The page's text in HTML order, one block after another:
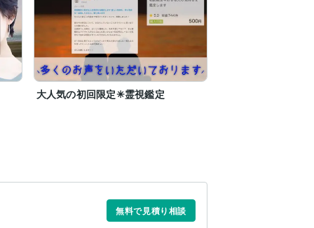
大人気の初回限定✳霊視鑑定
無料で見積り相談